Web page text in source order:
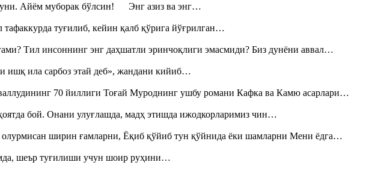
Айём муборак бўлсин! Энг азиз ва энг…
туғилиб, кейин қалб қўрига йўғрилган…
Тил инсоннинг энг даҳшатли эринчоқлиги эмасмиди? Биз дунёни аввал…
ила сарбоз этай деб», жандани кийиб…
70 йиллиги Тоғай Муроднинг ушбу романи Кафка ва Камю асарлари…
бой. Онани улуғлашда, мадҳ этишда ижодкорларимиз чин…
олурмисан ширин ғамларни, Ёқиб қўйиб тун қўйнида ёки шамларни Мени ёдга…
шеър туғилиши учун шоир руҳини…